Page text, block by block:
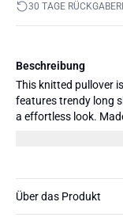
30 TAGE
Beschreibung
This knitted pullover
features trendy long
a effortless look.
Über das Produkt